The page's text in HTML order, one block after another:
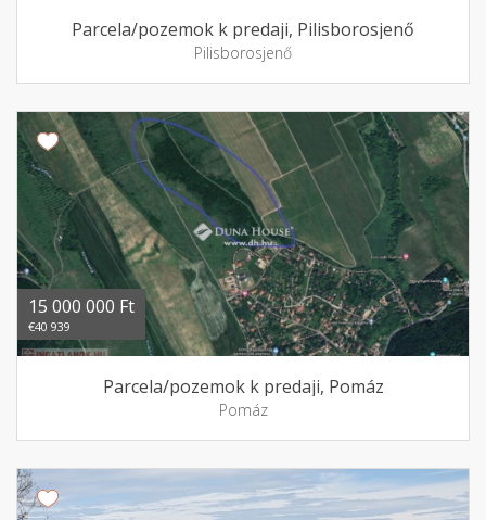
Parcela/pozemok k predaji, Pilisborosjenő
Pilisborosjenő
15 000 000 Ft
€40 939
Parcela/pozemok k predaji, Pomáz
Pomáz